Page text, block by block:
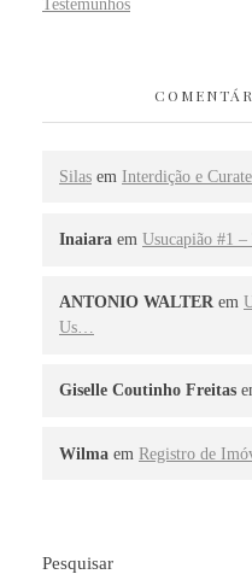
Testemunhos
Silas em Interdição e
Inaiara em Usucapião #1
ANTONIO WALTER em
Us…
Giselle Coutinho Freitas
Wilma em Registro de
Pesquisar